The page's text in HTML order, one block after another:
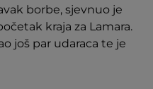
borbe, sjevnuo je
kraja za Lamara.
još par udaraca te je